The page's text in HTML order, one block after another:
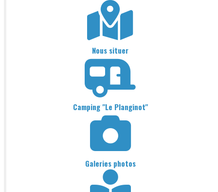
Nous situer
Camping "Le Planginot"
Galeries photos